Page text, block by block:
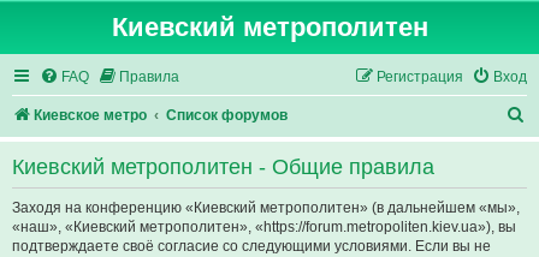
Киевский метрополитен
FAQ Правила Вход
Регистрация
Киевское метро Список форумов
о
Киевский метрополитен - Общие правила
Заходя на конференцию «Киевский метрополитен» (в дальнейшем «мы»,
«наш», «Киевский метрополитен», «https://forum.metropoliten.kiev.ua»), вы
подтверждаете своё согласие со следующими условиями. Если вы не